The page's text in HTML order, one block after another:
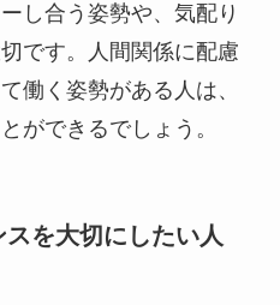
し合う姿勢や、気配り
です。人間関係に配慮
働く姿勢がある人は、
ができるでしょう。
を大切にしたい人